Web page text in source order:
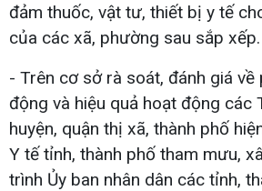
đảm thuốc, vật tư, thiết bị y tế
của các xã, phường sau sắp xếp.
- Trên cơ sở rà soát, đánh giá về
động và hiệu quả hoạt động các
huyện, quận thị xã, thành phố
Y tế tỉnh, thành phố tham mưu,
trình Ủy ban nhân dân các tỉnh,